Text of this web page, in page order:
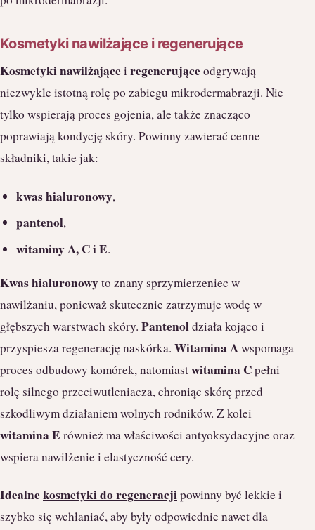
Kosmetyki nawilżające i regenerujące
Kosmetyki nawilżającei regenerująceodgrywają
niezwykle istotną rolę po zabiegu mikrodermabrazji. Nie
tylko wspierają proces gojenia, ale także znacząco
poprawiają kondycję skóry. Powinny zawierać cenne
składniki, takie jak:
kwas hialuronowy,
pantenol,
witaminy A, C i E.
Kwas hialuronowyto znany sprzymierzeniec w
nawilżaniu, ponieważ skutecznie zatrzymuje wodę w
głębszych warstwach skóry. Pantenoldziała kojąco i
przyspiesza regenerację naskórka. Witamina Awspomaga
proces odbudowy komórek, natomiastwitamina Cpełni
rolę silnego przeciwutleniacza, chroniąc skórę przed
szkodliwym działaniem wolnych rodników. Z kolei
witamina E również ma właściwości antyoksydacyjne oraz
wspiera nawilżenie i elastyczność cery.
Idealnekosmetyki do regeneracjipowinny być lekkie i
szybko się wchłaniać, aby były odpowiednie nawet dla